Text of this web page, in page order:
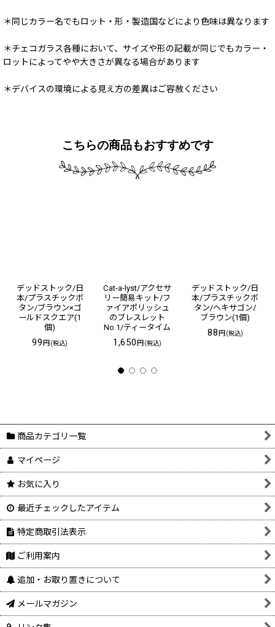
＊同じカラー名でもロット・形・製造国などにより色味は異なります
＊チェコガラス各種において、サイズや形の記載が同じでもカラー・
ロットによってやや大きさが異なる場合があります
＊デバイスの環境による見え方の差異はご容赦ください
こちらの商品もおすすめです
デッドストック/日
本/プラスチックボ
タン/ブラウン×ゴ
ールドスクエア(1
個)
99円(税込)
Cat-a-lyst/アクセサ
リー簡易キット/フ
ァイアポリッシュ
のブレスレット
No.1/ティータイム
1,650円(税込)
デッドストック/日
本/プラスチックボ
タン/ヘキサゴン/
ブラウン(1個)
88円(税込)
商品カテゴリ一覧
マイページ
お気に入り
最近チェックしたアイテム
特定商取引法表示
ご利用案内
追加・お取り置きについて
メールマガジン